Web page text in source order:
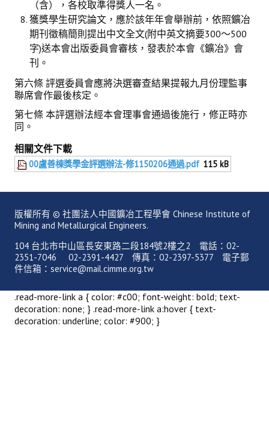
（含），各校取準得獎人一名。
獲獎學生研究論文，應於該年年會舉辦前，依照鑛冶
期刊徵稿簡則提出中文全文(附中英文摘要300～500
字)送本會出版委員會審核，發表於本會《鑛冶》會
刊。
第六條 評選委員會應將決選審查結果提報九月份理監事
聯席會作最後核定。
第七條 本評選辦法經本會理事會通過後施行，修正時亦
同。
相關文件下載
00盧善棟獎學金評選辦法-修1150206通過.pdf 115 kB
版權所有 © 社團法人中國鑛冶工程學會 Chinese Institute of
Mining and Metallurgical Engineers.
104 台北市中山區長安東路二段184號2樓之2 電話：02-
2351-7046 02-2391-4427 傳真：02-2397-5377 電子郵
件信箱：service@mail.cimme.org.tw
.read-more-link a { color: #c00; font-weight: bold; text-
decoration: none; } .read-more-link a:hover { text-
decoration: underline; color: #900; }